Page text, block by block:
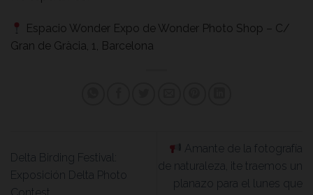
Espacio Wonder Expo de Wonder Photo Shop – C/
Gran de Gràcia, 1, Barcelona
Delta Birding Festival:
Exposición Delta Photo
Amante de la fotografía
de naturaleza, ¡te traemos un
planazo para el lunes que